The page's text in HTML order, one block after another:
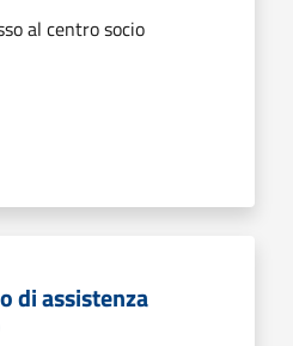
al centro socio
di assistenza